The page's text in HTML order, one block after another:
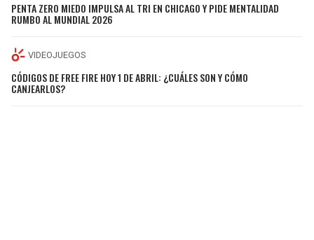
PENTA ZERO MIEDO IMPULSA AL TRI EN CHICAGO Y PIDE MENTALIDAD
RUMBO AL MUNDIAL 2026
VIDEOJUEGOS
CÓDIGOS DE FREE FIRE HOY 1 DE ABRIL: ¿CUÁLES SON Y CÓMO
CANJEARLOS?